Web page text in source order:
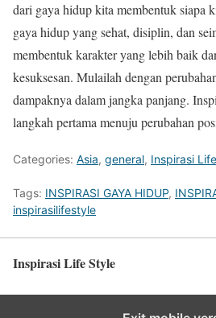
dari gaya hidup kita membentuk siapa
gaya hidup yang sehat, disiplin, dan
membentuk karakter yang lebih baik
kesuksesan. Mulailah dengan
dampaknya dalam jangka panjang.
langkah pertama menuju perubahan
Categories: Asia, general, Inspirasi
Tags: INSPIRASI GAYA HIDUP,
inspirasilifestyle
Inspirasi Life Style